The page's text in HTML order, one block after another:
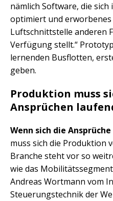
nämlich Software, die
optimiert und
Luftschnittstelle anderen
Verfügung stellt.“
lernenden Busflotten,
geben.
Produktion muss
Ansprüchen
Wenn sich die
muss sich die Produktion
Branche steht vor so
wie das
Andreas Wortmann vom
Steuerungstechnik der